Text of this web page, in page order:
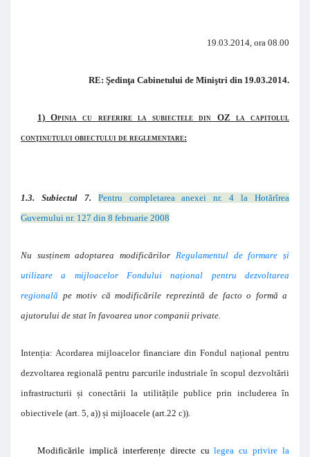
19.03.2014, ora 08.00
RE: Şedinţa Cabinetului de Miniştri din 19.03.2014.
1) Opinia cu referire la subiectele din OZ la capitolul
conţinutului obiectului de reglementare:
1.3. Subiectul 7. Pentru completarea anexei nr. 4 la Hotărîrea
Guvernului nr. 127 din 8 februarie 2008
Nu susținem adoptarea modificărilor Regulamentul de formare și
utilizare a mijloacelor Fondului național pentru dezvoltarea
regională pe motiv că modificările reprezintă de facto o formă a
ajutorului de stat în favoarea unor companii private.
Intenția: Acordarea mijloacelor financiare din Fondul național pentru
dezvoltarea regională pentru parcurile industriale în scopul dezvoltării
infrastructurii și conectării la utilitățile publice prin includerea în
obiectivele (art. 5, a)) și mijloacele (art.22 c)).
Modificările implică interferențe directe culegea cu privire la